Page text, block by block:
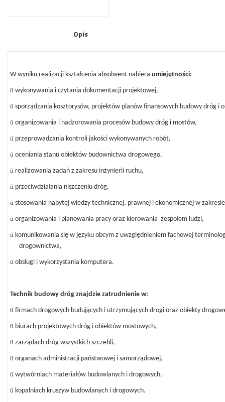
Opis
W wyniku realizacji kształcenia absolwent nabiera umiejętności:
ü wykonywania i czytania dokumentacji projektowej,
ü sporządzania kosztorysów, projektów planów finansowych budowy dróg i
ü organizowania i nadzorowania procesów budowy dróg i mostów,
ü przeprowadzania kontroli jakości wykonywanych robót,
ü oceniania stanu obiektów budownictwa drogowego,
ü realizowania zadań z zakresu inżynierii ruchu,
ü przeciwdziałania niszczeniu dróg,
ü stosowania nabytej wiedzy technicznej, prawnej i ekonomicznej w
ü organizowania i planowania pracy oraz kierowania zespołem ludzi,
ü komunikowania się w języku obcym z uwzględnieniem fachowej
drogownictwa,
ü obsługi i wykorzystania komputera.
Technik budowy dróg znajdzie zatrudnienie w:
ü firmach drogowych budujących i utrzymujących drogi oraz obiekty
ü biurach projektowych dróg i obiektów mostowych,
ü zarządach dróg wszystkich szczebli,
ü organach administracji państwowej i samorządowej,
ü wytwórniach materiałów budowlanych i drogowych,
ü kopalniach kruszyw budowlanych i drogowych.